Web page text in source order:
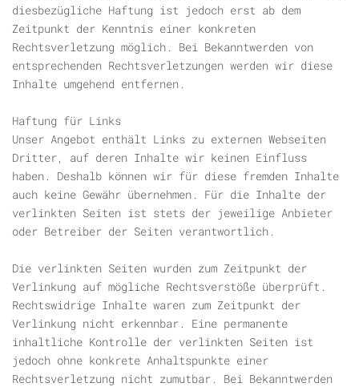
diesbezügliche Haftung ist jedoch erst ab dem
Zeitpunkt der Kenntnis einer konkreten
Rechtsverletzung möglich. Bei Bekanntwerden von
entsprechenden Rechtsverletzungen werden wir diese
Inhalte umgehend entfernen.
Haftung für Links
Unser Angebot enthält Links zu externen Webseiten
Dritter, auf deren Inhalte wir keinen Einfluss
haben. Deshalb können wir für diese fremden Inhalte
auch keine Gewähr übernehmen. Für die Inhalte der
verlinkten Seiten ist stets der jeweilige Anbieter
oder Betreiber der Seiten verantwortlich.
Die verlinkten Seiten wurden zum Zeitpunkt der
Verlinkung auf mögliche Rechtsverstöße überprüft.
Rechtswidrige Inhalte waren zum Zeitpunkt der
Verlinkung nicht erkennbar. Eine permanente
inhaltliche Kontrolle der verlinkten Seiten ist
jedoch ohne konkrete Anhaltspunkte einer
Rechtsverletzung nicht zumutbar. Bei Bekanntwerden